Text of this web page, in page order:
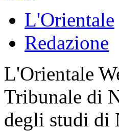
L'Orientale
Redazione
L'Orientale
Tribunale di
degli studi di